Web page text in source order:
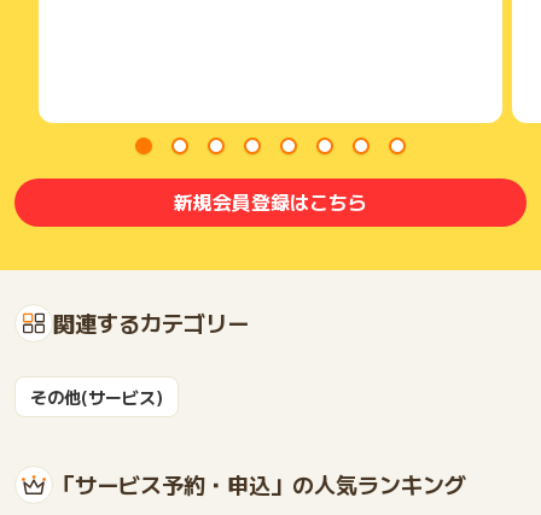
新規会員登録はこちら
関連するカテゴリー
その他(サービス)
「サービス予約・申込」の人気ランキング